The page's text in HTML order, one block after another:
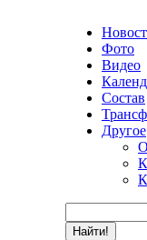
Фото
Видео
Состав
Другое
Найти!